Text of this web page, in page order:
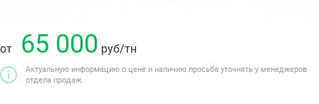
от 65 000 руб/тн
Актуальную информацию о цене и наличию просьба уточнять у менеджеров
отдела продаж.